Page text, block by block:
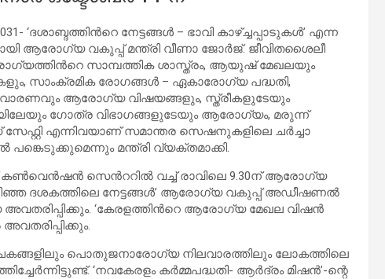
നേട്ടങ്ങള്‍ – ഭാവി കാഴ്ച്ചപ്പാടുകള്‍’ എന്ന
ആരോഗ്യ വകുപ്പ് മന്ത്രി വീണാ ജോ‍ര്‍ജ്. ജീവിതശൈലീ
സാമ്പത്തിക ശാസ്ത്രം, ആയുഷ് മേഖലയും
സാംക്രമിക രോഗങ്ങള്‍ – ഏകാരോഗ്യ പദ്ധതി,
ആരോഗ്യ വിഷയങ്ങളും, സ്ത്രീകളുടേയും
ഗോത്ര വിഭാഗങ്ങളുടേയും ആരോഗ്യം, മരുന്ന്
എന്നിവയാണ് സമാന്തര സെഷനുകളിലെ ചര്‍ച്ചാ
മന്ത്രി വ്യക്തമാക്കി.
കൺവെൻഷൻ സെന്‍ററിൽ വച്ച് രാവിലെ 9.30ന് ആരോഗ്യ
ദശകത്തിലെ നേട്ടങ്ങള്‍’ ആരോഗ്യ വകുപ്പ് അഡീഷണല്‍
‘കേരളത്തിന്‍റെ ആരോഗ്യ മേഖല വിഷന്‍
പൊതുജനാരോഗ്യ നിലവാരത്തിലും ലോകത്തിലെ
‘നവകേരളം കര്‍മ്മപദ്ധതി- ആര്‍ദ്രം മിഷന്‍’-ന്റെ